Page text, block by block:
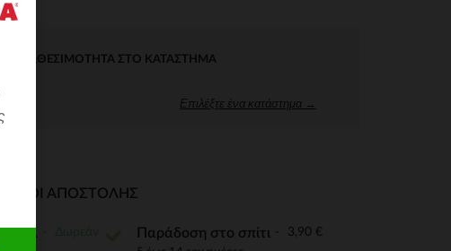
ΔΙΑΘΕΣΙΜΌΤΗΤΑ ΣΤΟ ΚΑΤΆΣΤΗΜΑ
Επιλέξτε ένα κατάστημα →
ΑΠΟΣΤΟΛΉΣ
Παράδοση στο σπίτι 3,90 €